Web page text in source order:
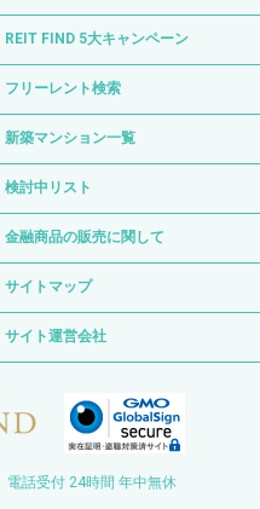
REIT FIND 5大キャンペーン
フリーレント検索
新築マンション一覧
検討中リスト
金融商品の販売に関して
サイトマップ
サイト運営会社
電話受付 24時間 年中無休